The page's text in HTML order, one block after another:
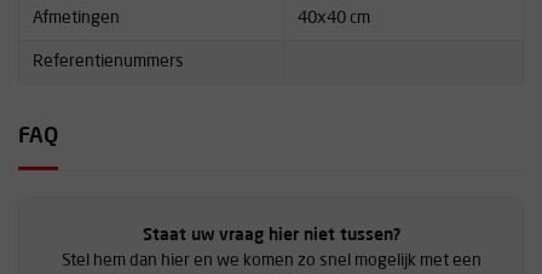
Afmetingen 40x40 cm
Referentienummers
FAQ
Staat uw vraag hier niet tussen?
Stel hem dan hier en we komen zo snel mogelijk met een